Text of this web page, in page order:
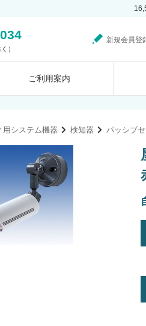
）
新規会員登
ご利用案内
用システム機器 検知器 パッシブ